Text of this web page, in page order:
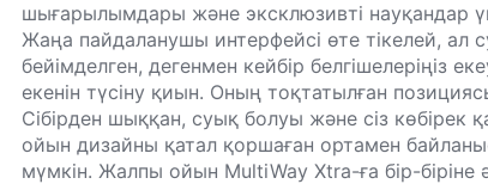
шығарылымдары және эксклюзивті науқандар
Жаңа пайдаланушы интерфейсі өте тікелей, ал
бейімделген, дегенмен кейбір белгішелеріңіз
екенін түсіну қиын. Оның тоқтатылған
Сібірден шыққан, суық болуы және сіз көбірек
ойын дизайны қатал қоршаған ортамен
мүмкін. Жалпы ойын MultiWay Xtra-ға бір-біріне